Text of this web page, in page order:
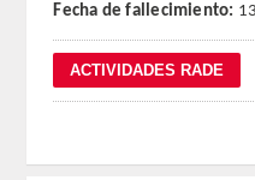
ESTATUTOS
REGLAMENTO
Fecha de fallecimiento: